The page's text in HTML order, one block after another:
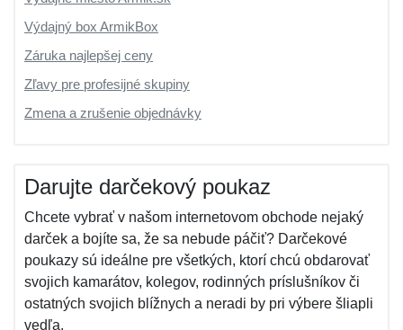
Výdajný box ArmikBox
Záruka najlepšej ceny
Zľavy pre profesijné skupiny
Zmena a zrušenie objednávky
Darujte darčekový poukaz
Chcete vybrať v našom internetovom obchode nejaký
darček a bojíte sa, že sa nebude páčiť? Darčekové
poukazy sú ideálne pre všetkých, ktorí chcú obdarovať
svojich kamarátov, kolegov, rodinných príslušníkov či
ostatných svojich blížnych a neradi by pri výbere šliapli
vedľa.